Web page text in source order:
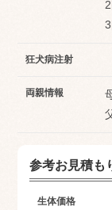
狂犬病注射
両親情報
参考お見積も
生体価格